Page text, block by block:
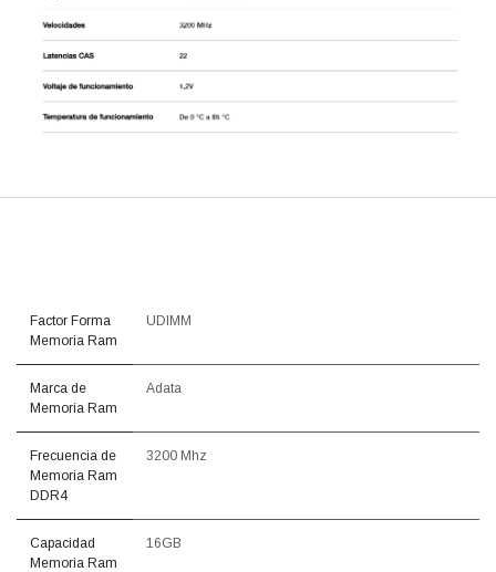
Factor Forma
Memoria Ram
UDIMM
Marca de
Memoria Ram
Adata
Frecuencia de
Memoria Ram
DDR4
3200 Mhz
Capacidad
Memoria Ram
16GB